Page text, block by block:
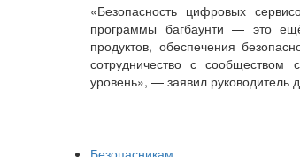
«Безопасность цифровых
программы багбаунти — это
продуктов, обеспечения
сотрудничество с
уровень», — заявил руководитель
Безопасникам